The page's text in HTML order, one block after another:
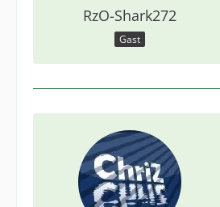
RzO-Shark272
Gast